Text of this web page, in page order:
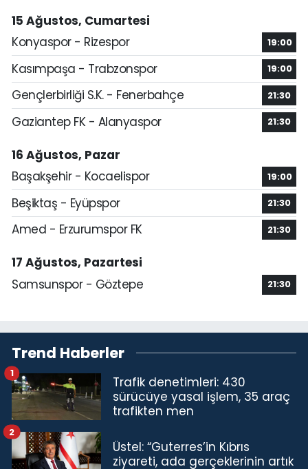
15 Ağustos, Cumartesi
Konyaspor - Rizespor
19:00
Kasımpaşa - Trabzonspor 19:00
Gençlerbirliği S.K. - Fenerbahçe 21:30
Gaziantep FK - Alanyaspor 21:30
16 Ağustos, Pazar
Başakşehir - Kocaelispor
19:00
Beşiktaş - Eyüpspor 21:30
Amed - Erzurumspor FK 21:30
17 Ağustos, Pazartesi
Samsunspor - Göztepe
21:30
Trend Haberler
Trafik denetimleri: 430
sürücüye yasal işlem, 35 araç
trafikten men
1
Üstel: “Guterres’in Kıbrıs
ziyareti, ada gerçeklerinin artık
2